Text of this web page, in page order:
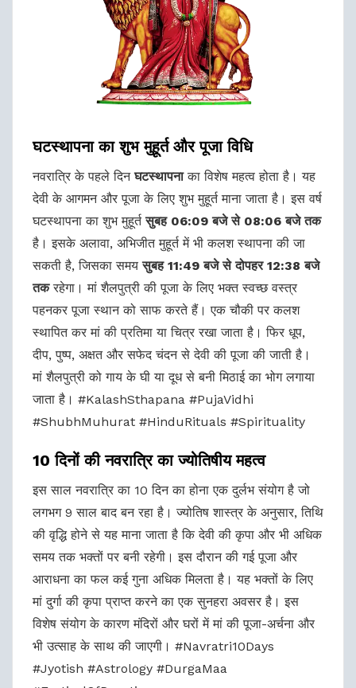
घटस्थापना का शुभ मुहूर्त और पूजा विधि
नवरात्रि के पहले दिनघटस्थापनाका विशेष महत्व होता है। यह
देवी के आगमन और पूजा के लिए शुभ मुहूर्त माना जाता है। इस वर्ष
घटस्थापना का शुभ मुहूर्तसुबह 06:09 बजे से 08:06 बजे तक
है। इसके अलावा, अभिजीत मुहूर्त में भी कलश स्थापना की जा
सकती है, जिसका समयसुबह 11:49 बजे से दोपहर 12:38 बजे
तकरहेगा। मां शैलपुत्री की पूजा के लिए भक्त स्वच्छ वस्त्र
पहनकर पूजा स्थान को साफ करते हैं। एक चौकी पर कलश
स्थापित कर मां की प्रतिमा या चित्र रखा जाता है। फिर धूप,
दीप, पुष्प, अक्षत और सफेद चंदन से देवी की पूजा की जाती है।
मां शैलपुत्री को गाय के घी या दूध से बनी मिठाई का भोग लगाया
जाता है। #KalashSthapana #PujaVidhi
#ShubhMuhurat #HinduRituals #Spirituality
10 दिनों की नवरात्रि का ज्योतिषीय महत्व
इस साल नवरात्रि का 10 दिन का होना एक दुर्लभ संयोग है जो
लगभग 9 साल बाद बन रहा है। ज्योतिष शास्त्र के अनुसार, तिथि
की वृद्धि होने से यह माना जाता है कि देवी की कृपा और भी अधिक
समय तक भक्तों पर बनी रहेगी। इस दौरान की गई पूजा और
आराधना का फल कई गुना अधिक मिलता है। यह भक्तों के लिए
मां दुर्गा की कृपा प्राप्त करने का एक सुनहरा अवसर है। इस
विशेष संयोग के कारण मंदिरों और घरों में मां की पूजा-अर्चना और
भी उत्साह के साथ की जाएगी। #Navratri10Days
#Jyotish #Astrology #DurgaMaa